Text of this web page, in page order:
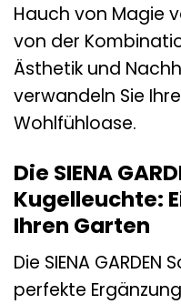
Hauch von Magie
von der
Ästhetik und
verwandeln Sie
Wohlfühloase.
Die SIENA
Kugelleuchte:
Ihren Garten
Die SIENA
perfekte